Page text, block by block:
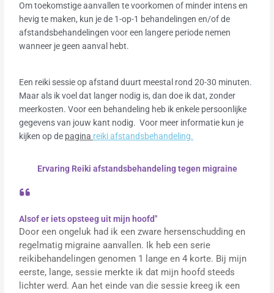
Om toekomstige aanvallen te voorkomen of minder intens en
hevig te maken, kun je de 1-op-1 behandelingen en/of de
afstandsbehandelingen voor een langere periode nemen
wanneer je geen aanval hebt.
Een reiki sessie op afstand duurt meestal rond 20-30 minuten.
Maar als ik voel dat langer nodig is, dan doe ik dat, zonder
meerkosten. Voor een behandeling heb ik enkele persoonlijke
gegevens van jouw kant nodig. Voor meer informatie kun je
kijken op de pagina reiki afstandsbehandeling.
Ervaring Reiki afstandsbehandeling tegen migraine
Alsof er iets opsteeg uit mijn hoofd"
Door een ongeluk had ik een zware hersenschudding en
regelmatig migraine aanvallen. Ik heb een serie
reikibehandelingen genomen 1 lange en 4 korte. Bij mijn
eerste, lange, sessie merkte ik dat mijn hoofd steeds
lichter werd. Aan het einde van die sessie kreeg ik een